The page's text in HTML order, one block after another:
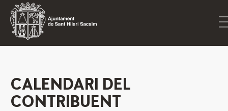
CALENDARI DEL
CONTRIBUENT